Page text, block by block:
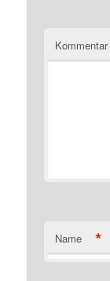
Kommentar
Name *